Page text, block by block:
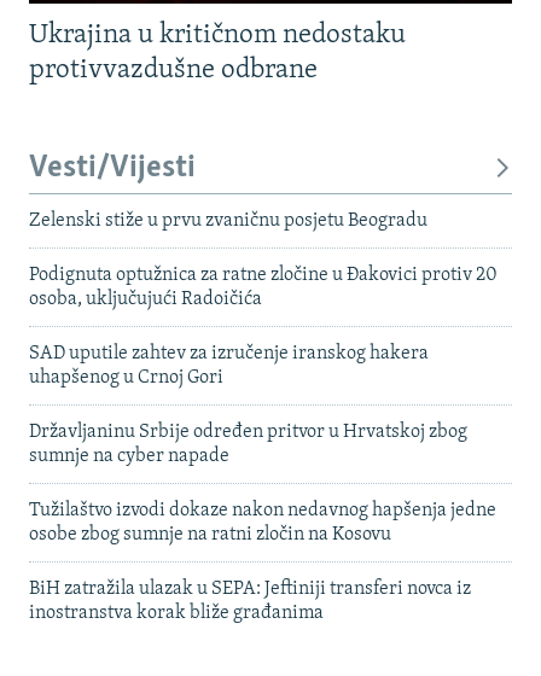
Ukrajina u kritičnom nedostaku
protivvazdušne odbrane
Vesti/Vijesti
Zelenski stiže u prvu zvaničnu posjetu Beogradu
Podignuta optužnica za ratne zločine u Đakovici protiv 20
osoba, uključujući Radoičića
SAD uputile zahtev za izručenje iranskog hakera
uhapšenog u Crnoj Gori
Državljaninu Srbije određen pritvor u Hrvatskoj zbog
sumnje na cyber napade
Tužilaštvo izvodi dokaze nakon nedavnog hapšenja jedne
osobe zbog sumnje na ratni zločin na Kosovu
BiH zatražila ulazak u SEPA: Jeftiniji transferi novca iz
inostranstva korak bliže građanima